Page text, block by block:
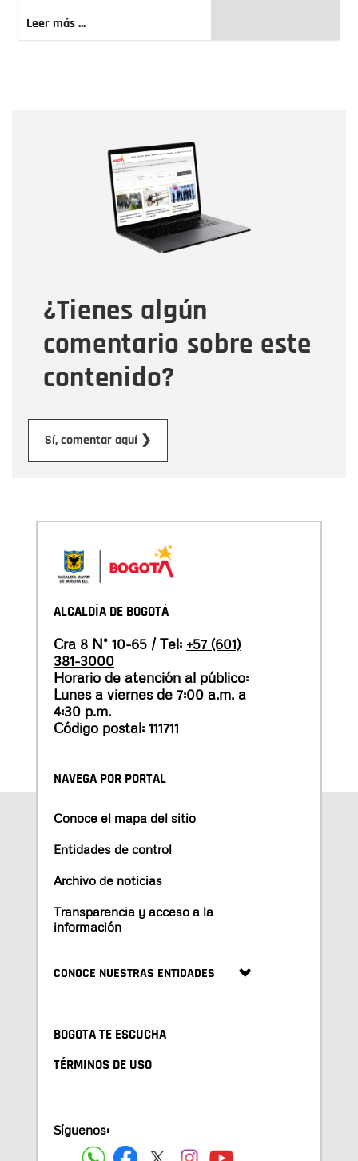
Leer más ...
¿Tienes algún
comentario sobre este
contenido?
Sí, comentar aquí ❯
Correo electrónico
Tipo de comentario
Mensaje
ALCALDÍA DE BOGOTÁ
Cra 8 N° 10-65 / Tel: +57 (601)
381-3000
Horario de atención al público:
Lunes a viernes de 7:00 a.m. a
4:30 p.m.
Código postal: 111711
NAVEGA POR PORTAL
Conoce el mapa del sitio
Entidades de control
Archivo de noticias
Transparencia y acceso a la
información
CONOCE NUESTRAS ENTIDADES
BOGOTA TE ESCUCHA
TÉRMINOS DE USO
Síguenos: